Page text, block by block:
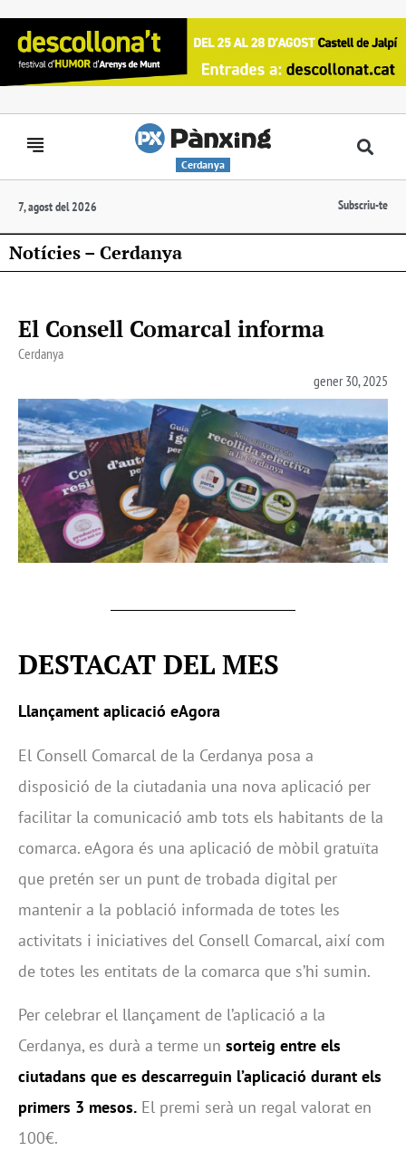
Cerdanya
7, agost del 2026 Subscriu-te
Notícies – Cerdanya
El Consell Comarcal informa
Cerdanya
gener 30, 2025
DESTACAT DEL MES
Llançament aplicació eAgora
El Consell Comarcal de la Cerdanya posa a
disposició de la ciutadania una nova aplicació per
facilitar la comunicació amb tots els habitants de la
comarca. eAgora és una aplicació de mòbil gratuïta
que pretén ser un punt de trobada digital per
mantenir a la població informada de totes les
activitats i iniciatives del Consell Comarcal, així com
de totes les entitats de la comarca que s’hi sumin.
Per celebrar el llançament de l’aplicació a la
Cerdanya, es durà a terme un sorteig entre els
ciutadans que es descarreguin l’aplicació durant els
primers 3 mesos. El premi serà un regal valorat en
100€.